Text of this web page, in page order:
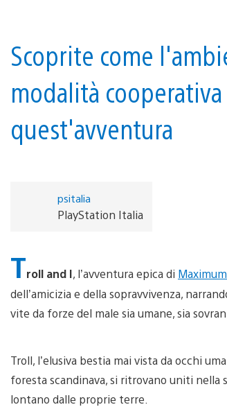
Scoprite come
modalità
quest'avventura
psitalia
PlayStation Italia
Troll and I, l’avventura epica di
dell’amicizia e della sopravvivenza,
vite da forze del male sia umane, sia
Troll, l’elusiva bestia mai vista da occhi
foresta scandinava, si ritrovano uniti
lontano dalle proprie terre.